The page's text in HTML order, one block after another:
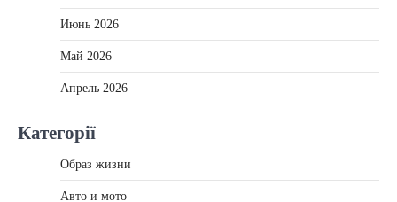
Июнь 2026
Май 2026
Апрель 2026
Категорії
Образ жизни
Авто и мото